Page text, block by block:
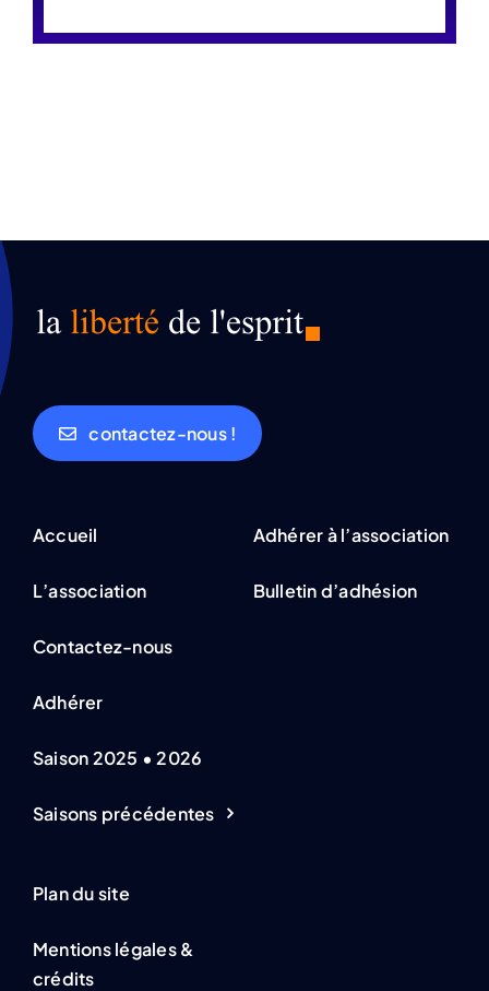
contactez-nous !
Accueil
L’association
Contactez-nous
Adhérer
Saison 2025 • 2026
Saisons précédentes
Adhérer à l’association
Bulletin d’adhésion
Plan du site
Mentions légales &
crédits